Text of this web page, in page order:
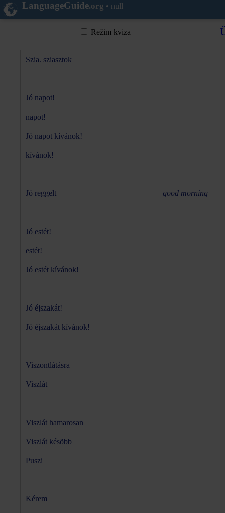
LanguageGuide.org • null
Režim kviza
Szia. sziasztok
Jó napot!
napot!
Jó napot kívánok!
kívánok!
Jó reggelt good morning
Jó estét!
estét!
Jó estét kívánok!
Jó éjszakát!
Jó éjszakát kívánok!
Viszontlátásra
Viszlát
Viszlát hamarosan
Viszlát késöbb
Puszi
Kérem